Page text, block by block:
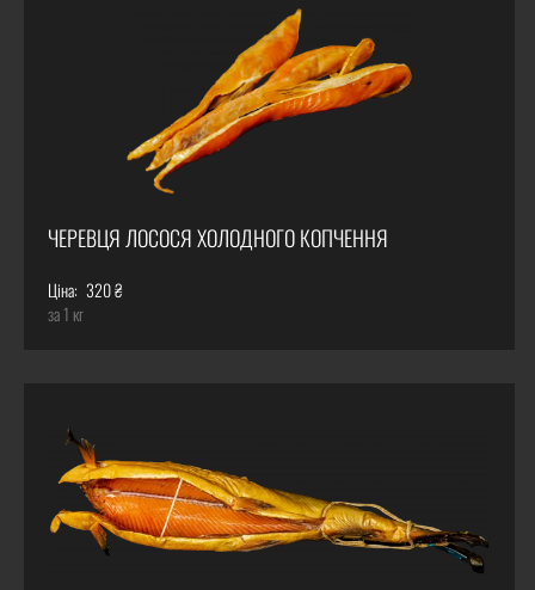
ЧЕРЕВЦЯ ЛОСОСЯ ХОЛОДНОГО КОПЧЕННЯ
Ціна: 320 ₴
за 1 кг